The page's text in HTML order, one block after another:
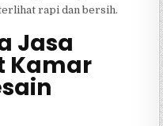
rapi dan bersih.
Jasa
Kamar